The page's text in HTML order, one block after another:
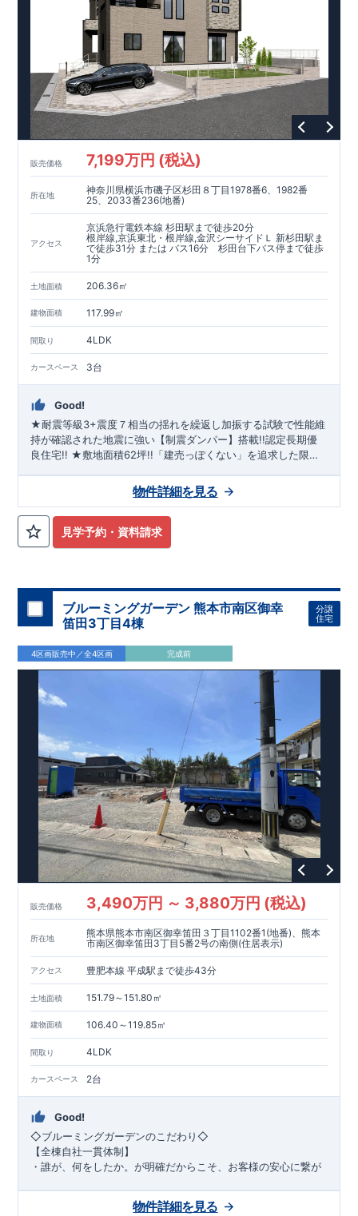
販売価格 7,199万円 (税込)
所在地
神奈川県横浜市磯子区杉田８丁目1978番6、1982番
25、2033番236(地番)
アクセス
京浜急行電鉄本線 杉田駅まで徒歩20分
根岸線,京浜東北・根岸線,金沢シーサイドＬ 新杉田駅ま
で徒歩31分 または バス16分 杉田台下バス停まで徒歩
1分
土地面積 206.36㎡
建物面積 117.99㎡
間取り 4LDK
カースペース 3台
Good!
★耐震等級3+震度７相当の揺れを繰返し加振する試験で性能維
持が確認された地震に強い【制震ダンパー】搭載!!認定長期優
良住宅!! ★敷地面積62坪!!「建売っぽくない」を追求した限定1
見の価値有り!! ★小・中学校まで徒歩10分圏内!!近隣にはスー
パー・コンビニ・ドラッグストア等商業施設も充実!! ★スケル
トン階段を採用した20帖のLDKは、上部吹抜により開放的な空
間を演出!!スタイリッシュなペニンシュラキッチンを標準採用!!
見学予約・資料請求
物件詳細を見る
ブルーミングガーデン 熊本市南区御幸
笛田3丁目4棟
分譲
住宅
4区画販売中／全4区画 完成前
販売価格 3,490万円 ～ 3,880万円 (税込)
所在地
熊本県熊本市南区御幸笛田３丁目1102番1(地番)、熊本
市南区御幸笛田3丁目5番2号の南側(住居表示)
アクセス 豊肥本線 平成駅まで徒歩43分
土地面積 151.79～151.80㎡
建物面積 106.40～119.85㎡
間取り 4LDK
カースペース 2台
Good!
◇ブルーミングガーデンのこだわり◇
【全棟自社一貫体制】
・誰が、何をしたか。が明確だからこそ、お客様の安心に繋が
物件詳細を見る